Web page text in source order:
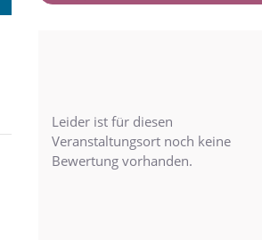
Leider ist für diesen
Veranstaltungsort noch keine
Bewertung vorhanden.